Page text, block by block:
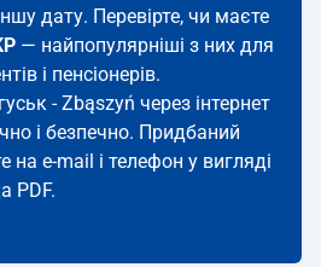
дату. Перевірте, чи маєте
— найпопулярніші з них для
і пенсіонерів.
- Zbąszyń через інтернет
і безпечно. Придбаний
на e-mail і телефон у вигляді
PDF.